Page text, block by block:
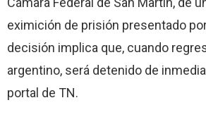
eximición de prisión presentado
decisión implica que, cuando
argentino, será detenido de
portal de TN.